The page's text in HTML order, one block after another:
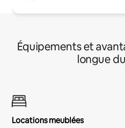
Équipements et
longue
Locations meublées